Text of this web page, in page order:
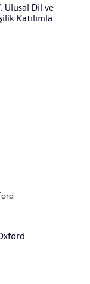
Ulusal Dil ve
Katılımla